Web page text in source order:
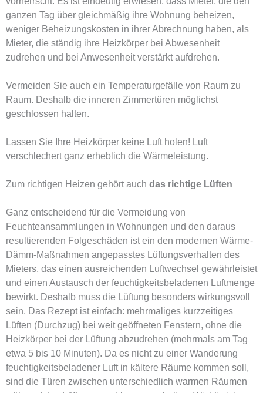
ganzen Tag über gleichmäßig ihre Wohnung beheizen,
weniger Beheizungskosten in ihrer Abrechnung haben, als
Mieter, die ständig ihre Heizkörper bei Abwesenheit
zudrehen und bei Anwesenheit verstärkt aufdrehen.
Vermeiden Sie auch ein Temperaturgefälle von Raum zu
Raum. Deshalb die inneren Zimmertüren möglichst
geschlossen halten.
Lassen Sie Ihre Heizkörper keine Luft holen! Luft
verschlechert ganz erheblich die Wärmeleistung.
Zum richtigen Heizen gehört auch das richtige Lüften
Ganz entscheidend für die Vermeidung von
Feuchteansammlungen in Wohnungen und den daraus
resultierenden Folgeschäden ist ein den modernen Wärme-
Dämm-Maßnahmen angepasstes Lüftungsverhalten des
Mieters, das einen ausreichenden Luftwechsel gewährleistet
und einen Austausch der feuchtigkeitsbeladenen Luftmenge
bewirkt. Deshalb muss die Lüftung besonders wirkungsvoll
sein. Das Rezept ist einfach: mehrmaliges kurzzeitiges
Lüften (Durchzug) bei weit geöffneten Fenstern, ohne die
Heizkörper bei der Lüftung abzudrehen (mehrmals am Tag
etwa 5 bis 10 Minuten). Da es nicht zu einer Wanderung
feuchtigkeitsbeladener Luft in kältere Räume kommen soll,
sind die Türen zwischen unterschiedlich warmen Räumen